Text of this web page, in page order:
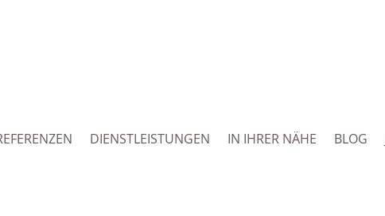
DIENSTLEISTUNGEN IN IHRER NÄHE BLOG